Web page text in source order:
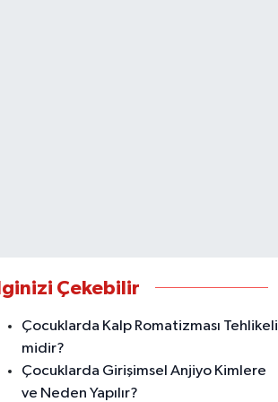
Çekebilir
Çocuklarda Kalp Romatizması Tehlikeli
midir?
Çocuklarda Girişimsel Anjiyo Kimlere
ve Neden Yapılır?